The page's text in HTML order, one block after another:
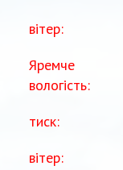
вітер:
Яремче
вологість:
тиск:
вітер: